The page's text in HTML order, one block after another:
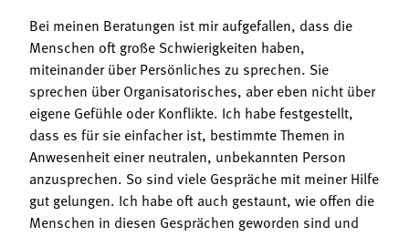
Bei meinen Beratungen ist mir aufgefallen, dass die
Menschen oft große Schwierigkeiten haben,
miteinander über Persönliches zu sprechen. Sie
sprechen über Organisatorisches, aber eben nicht über
eigene Gefühle oder Konflikte. Ich habe festgestellt,
dass es für sie einfacher ist, bestimmte Themen in
Anwesenheit einer neutralen, unbekannten Person
anzusprechen. So sind viele Gespräche mit meiner Hilfe
gut gelungen. Ich habe oft auch gestaunt, wie offen die
Menschen in diesen Gesprächen geworden sind und